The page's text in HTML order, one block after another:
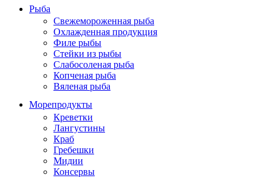
Рыба
Свежемороженная рыба
Охлажденная продукция
Филе рыбы
Стейки из рыбы
Слабосоленая рыба
Копченая рыба
Вяленая рыба
Морепродукты
Креветки
Лангустины
Краб
Гребешки
Мидии
Консервы